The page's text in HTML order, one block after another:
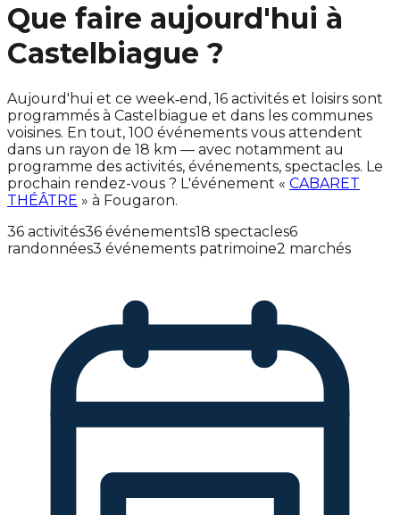
Que faire aujourd'hui à
Castelbiague ?
Aujourd'hui et ce week‑end, 16 activités et loisirs sont
programmés à Castelbiague et dans les communes
voisines. En tout, 100 événements vous attendent
dans un rayon de 18 km — avec notamment au
programme des activités, événements, spectacles. Le
prochain rendez-vous ? L'événement « CABARET
THÉÂTRE » à Fougaron.
36 activités36 événements18 spectacles6
randonnées3 événements patrimoine2 marchés